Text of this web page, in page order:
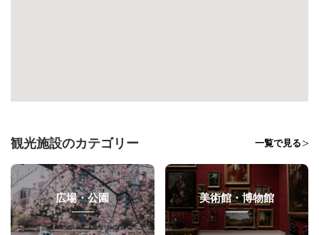
観光施設のカテゴリー 一覧で見る
広場・公園 美術館・博物館